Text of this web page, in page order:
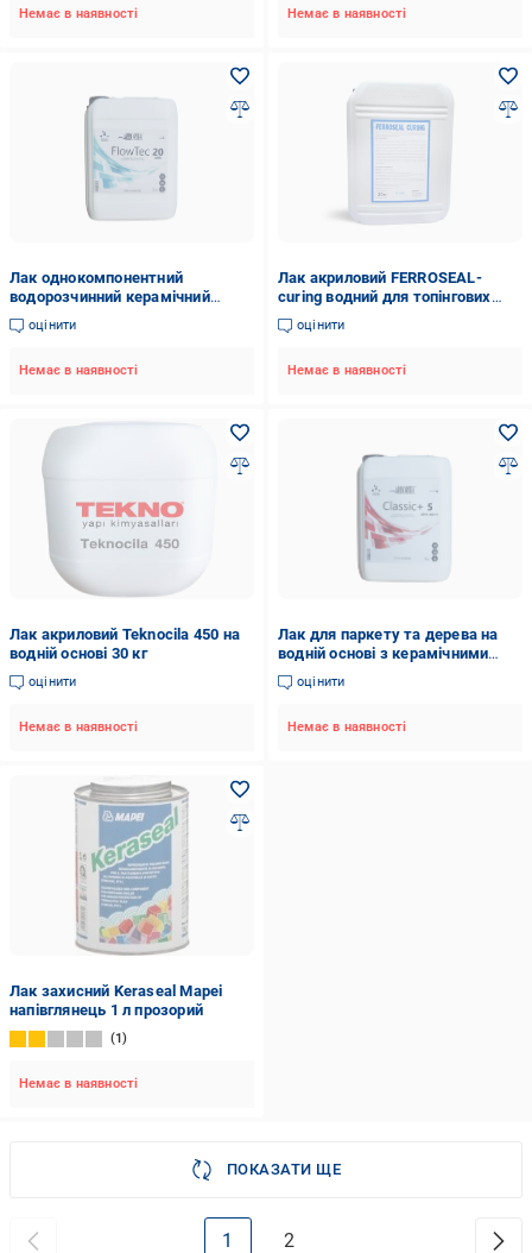
Немає в наявності Немає в наявності
Лак однокомпонентний
водорозчинний керамічний
Arboritec Flow Tech
напівглянцевий 5 л
оцінити
Немає в наявності
Лак акриловий FERROSEAL-
curing водний для топінгових
підлог 20 л
оцінити
Немає в наявності
Лак акриловий Teknocila 450 на
водній основі 30 кг
оцінити
Немає в наявності
Лак для паркету та дерева на
водній основі з керамічними
добавками Arboritec Classic+
напівглянцевий 5 л
оцінити
Немає в наявності
Лак захисний Keraseal Mapei
напівглянець 1 л прозорий
1
Немає в наявності
ПОКАЗАТИ ЩЕ
1 2